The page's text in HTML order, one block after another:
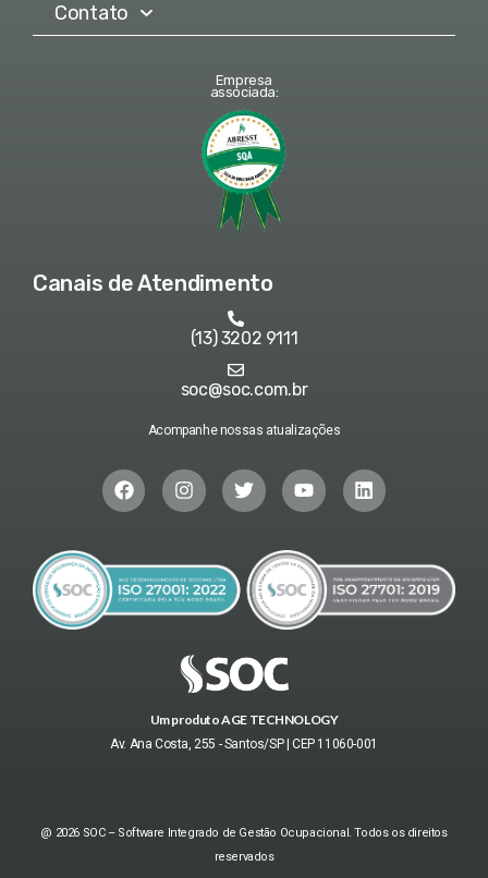
Contato
Empresa
associada:
Canais de Atendimento
(13) 3202 9111
soc@soc.com.br
Acompanhe nossas atualizações
Um produto AGE TECHNOLOGY
Av. Ana Costa, 255 - Santos/SP | CEP 11060-001
@ 2026 SOC – Software Integrado de Gestão Ocupacional. Todos os direitos
reservados